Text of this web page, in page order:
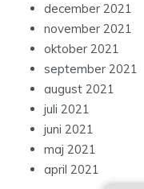
december 2021
november 2021
oktober 2021
september 2021
august 2021
juli 2021
juni 2021
maj 2021
april 2021